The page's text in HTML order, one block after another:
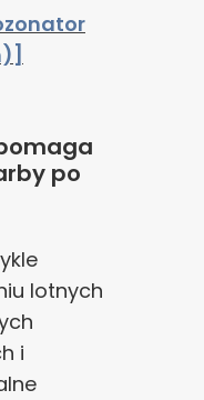
po
lotnych
i